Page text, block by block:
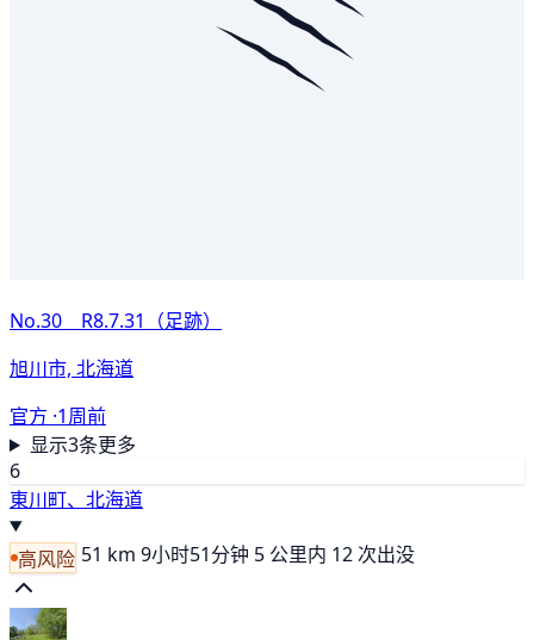
No.30 R8.7.31（足跡）
旭川市, 北海道
官方 ·1周前
显示3条更多
6
東川町、北海道
高风险 51 km 9小时51分钟 5 公里内 12 次出没